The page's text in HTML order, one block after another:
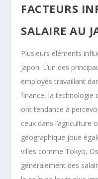
FACTEURS
SALAIRE AU
Plusieurs éléments
Japon. L’un des
employés travaillant
finance, la technologie
ont tendance à
ceux dans l’agriculture
géographique joue
villes comme Tokyo,
généralement des